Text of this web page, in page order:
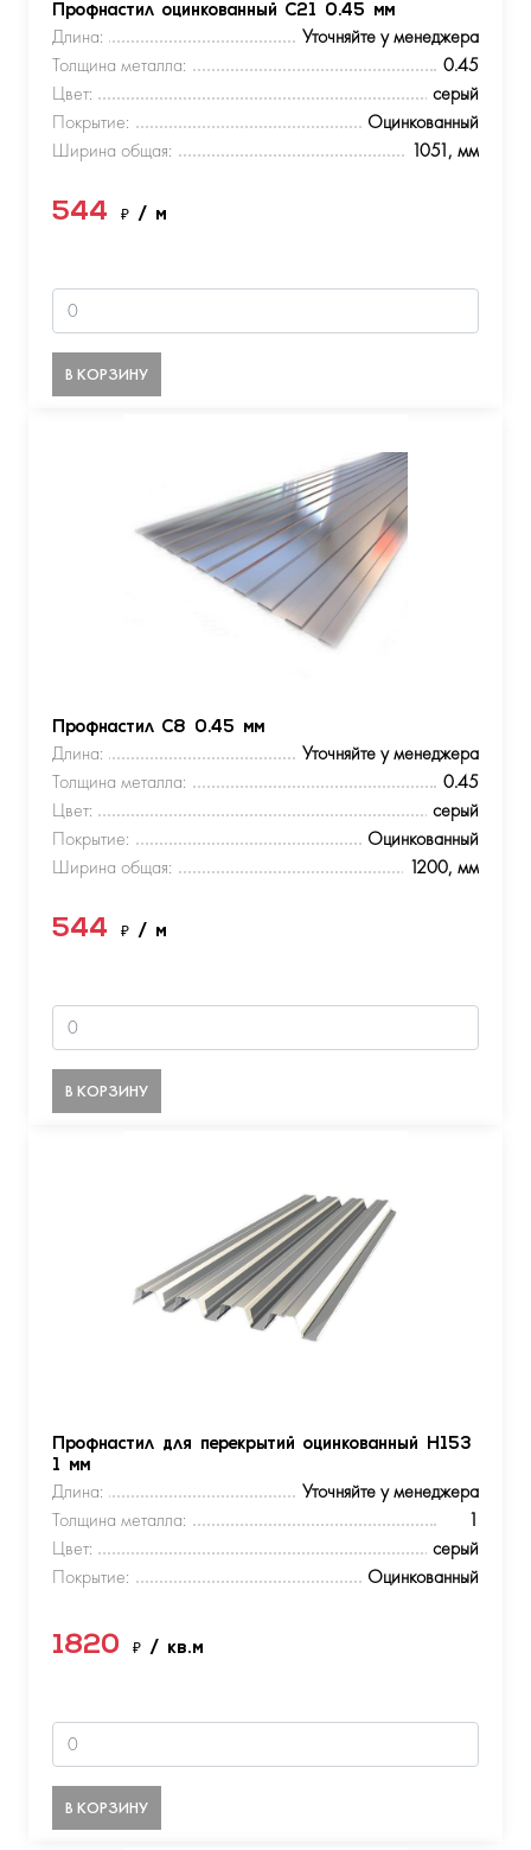
Профнастил оцинкованный С21 0.45 мм
Длина:
Уточняйте у менеджера
Толщина металла:
0.45
Цвет:
серый
Покрытие:
Оцинкованный
Ширина общая:
1051, мм
544 ₽ / м
В КОРЗИНУ
Профнастил С8 0.45 мм
Длина:
Уточняйте у менеджера
Толщина металла:
0.45
Цвет:
серый
Покрытие:
Оцинкованный
Ширина общая:
1200, мм
544 ₽ / м
В КОРЗИНУ
Профнастил для перекрытий оцинкованный Н153
1 мм
Длина:
Уточняйте у менеджера
Толщина металла:
1
Цвет:
серый
Покрытие:
Оцинкованный
1820 ₽ / кв.м
В КОРЗИНУ